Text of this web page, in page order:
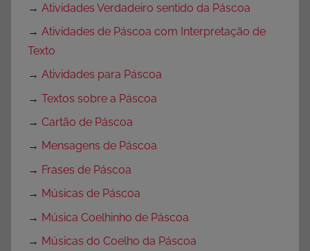
→ Atividades Verdadeiro sentido da Páscoa
→ Atividades de Páscoa com Interpretação de
Texto
→ Atividades para Páscoa
→ Textos sobre a Páscoa
→ Cartão de Páscoa
→ Mensagens de Páscoa
→ Frases de Páscoa
→ Músicas de Páscoa
→ Música Coelhinho de Páscoa
→ Músicas do Coelho da Páscoa